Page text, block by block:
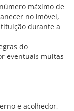
máximo de
no imóvel,
durante a
do
eventuais multas
e acolhedor,